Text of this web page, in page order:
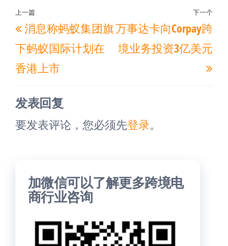
文
章
导
航
上
一
篇
文
章
上一篇
消息称蚂蚁集团旗
下蚂蚁国际计划在
香港上市
下
下一个
万事达卡向Corpay跨
境业务投资3亿美元
发表回复
要发表评论，您必须先登录。
加微信可以了解更多跨境电
商行业咨询